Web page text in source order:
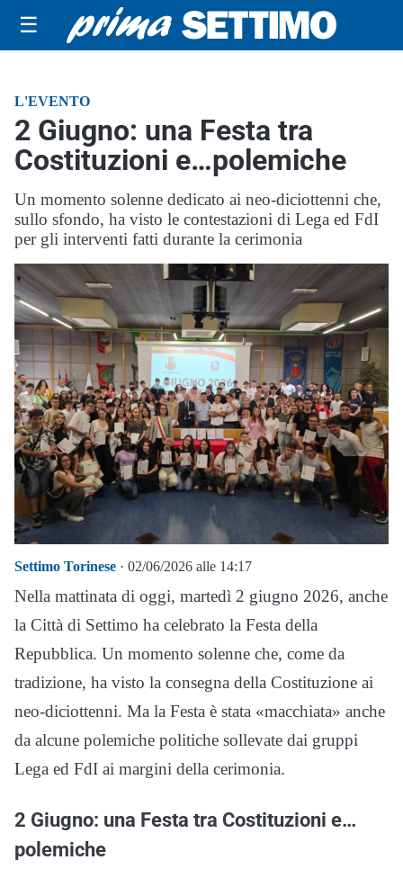
☰
L'EVENTO
2 Giugno: una Festa tra
Costituzioni e…polemiche
Un momento solenne dedicato ai neo-diciottenni che,
sullo sfondo, ha visto le contestazioni di Lega ed FdI
per gli interventi fatti durante la cerimonia
Settimo Torinese · 02/06/2026 alle 14:17
Nella mattinata di oggi, martedì 2 giugno 2026, anche
la Città di Settimo ha celebrato la Festa della
Repubblica. Un momento solenne che, come da
tradizione, ha visto la consegna della Costituzione ai
neo-diciottenni. Ma la Festa è stata «macchiata» anche
da alcune polemiche politiche sollevate dai gruppi
Lega ed FdI ai margini della cerimonia.
2 Giugno: una Festa tra Costituzioni e…
polemiche